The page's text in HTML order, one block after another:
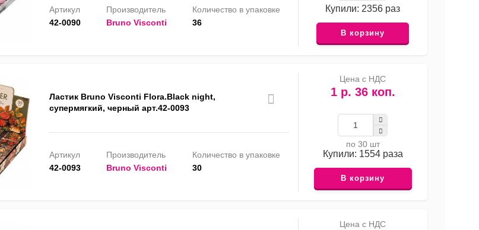
Артикул
42-0090
Производитель
Bruno Visconti
Количество в упаковке
36
Купили: 2356 раз
В корзину
Ластик Bruno Visconti Flora.Black night,
супермягкий, черный арт.42-0093
Артикул
42-0093
Производитель
Bruno Visconti
Количество в упаковке
30
Цена с НДС
1 р. 36 коп.
по 30 шт
Купили: 1554 раза
В корзину
Цена с НДС